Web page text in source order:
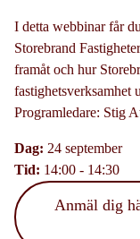
I detta webbinar får
Storebrand
framåt och hur
fastighetsverksamhet
Programledare: Stig
Dag: 24 september
Tid: 14:00 - 14:30
Anmäl dig